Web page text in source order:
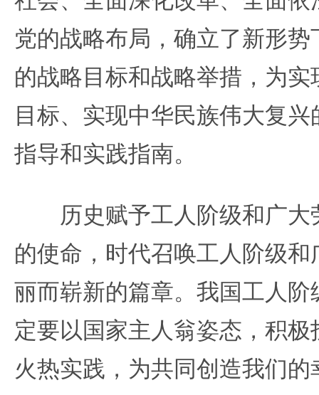
党的战略布局，确立了新形
的战略目标和战略举措，为实
目标、实现中华民族伟大复
指导和实践指南。
历史赋予工人阶级和广大
的使命，时代召唤工人阶级
丽而崭新的篇章。我国工人
定要以国家主人翁姿态，积
火热实践，为共同创造我们